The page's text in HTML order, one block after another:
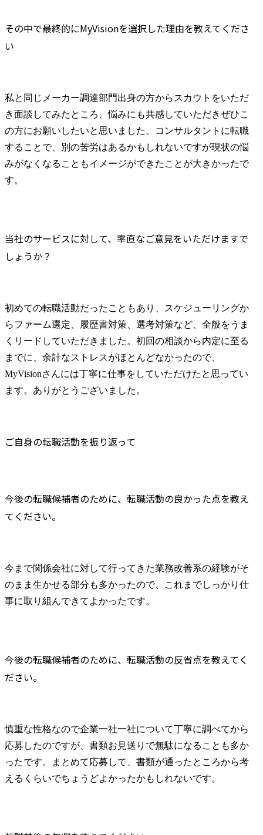
その中で最終的にMyVisionを選択した理由を教えてくださ
い
私と同じメーカー調達部門出身の方からスカウトをいただ
き面談してみたところ、悩みにも共感していただきぜひこ
の方にお願いしたいと思いました。コンサルタントに転職
することで、別の苦労はあるかもしれないですが現状の悩
みがなくなることもイメージができたことが大きかったで
す。
当社のサービスに対して、率直なご意見をいただけますで
しょうか？
初めての転職活動だったこともあり、スケジューリングか
らファーム選定、履歴書対策、選考対策など、全般をうま
くリードしていただきました。初回の相談から内定に至る
までに、余計なストレスがほとんどなかったので、
MyVisionさんには丁寧に仕事をしていただけたと思ってい
ます。ありがとうございました。
ご自身の転職活動を振り返って
今後の転職候補者のために、転職活動の良かった点を教え
てください。
今まで関係会社に対して行ってきた業務改善系の経験がそ
のまま生かせる部分も多かったので、これまでしっかり仕
事に取り組んできてよかったです。
今後の転職候補者のために、転職活動の反省点を教えてく
ださい。
慎重な性格なので企業一社一社について丁寧に調べてから
応募したのですが、書類お見送りで無駄になることも多か
ったです。まとめて応募して、書類が通ったところから考
えるくらいでちょうどよかったかもしれないです。